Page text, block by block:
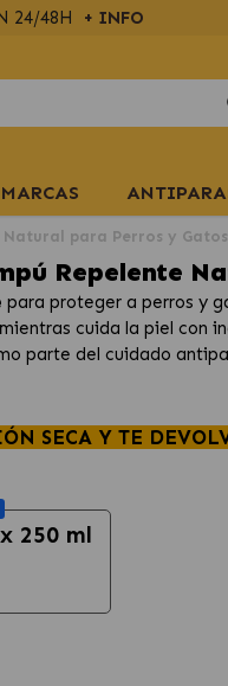
24/48H + INFO
MARCAS
Natural para Perros y Gatos
Repelente
para proteger a perros y
cuida la piel con
parte del cuidado
SECA Y TE
250 ml